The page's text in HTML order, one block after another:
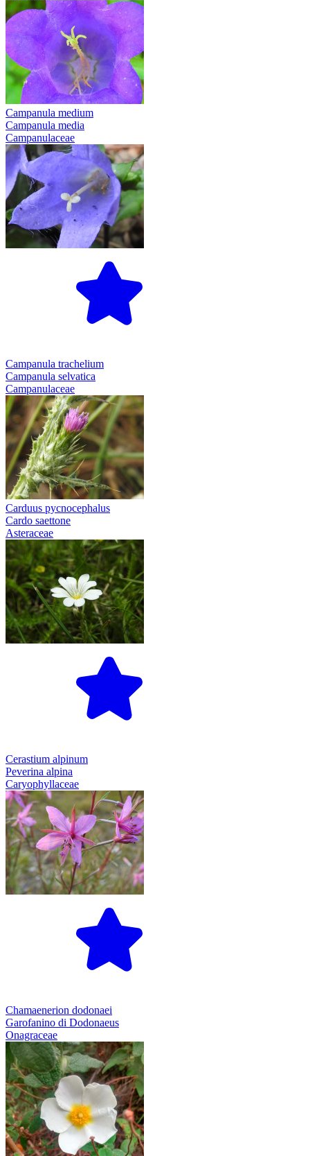
Campanula medium
Campanula media
Campanulaceae
Campanula trachelium
Campanula selvatica
Campanulaceae
Carduus pycnocephalus
Cardo saettone
Asteraceae
Cerastium alpinum
Peverina alpina
Caryophyllaceae
Chamaenerion dodonaei
Garofanino di Dodonaeus
Onagraceae